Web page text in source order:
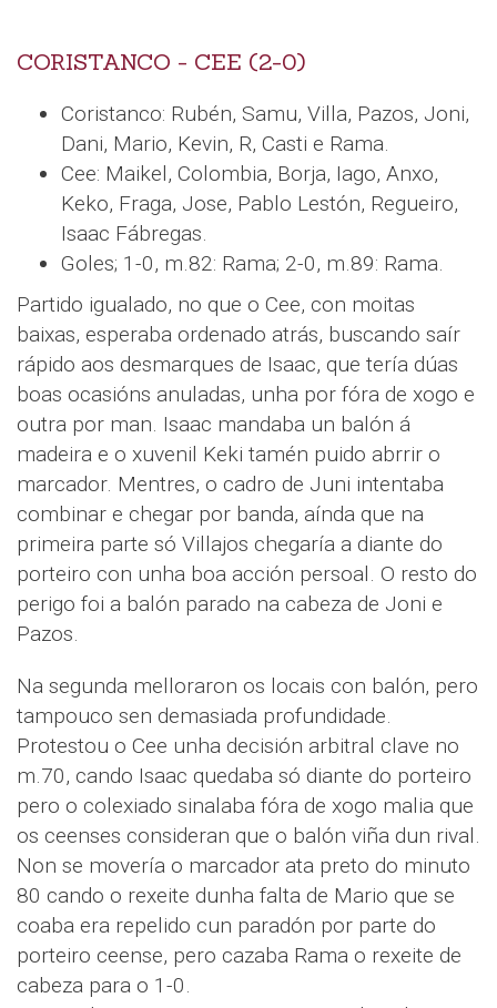
CORISTANCO - CEE (2-0)
Coristanco: Rubén, Samu, Villa, Pazos, Joni,
Dani, Mario, Kevin, R, Casti e Rama.
Cee: Maikel, Colombia, Borja, Iago, Anxo,
Keko, Fraga, Jose, Pablo Lestón, Regueiro,
Isaac Fábregas.
Goles; 1-0, m.82: Rama; 2-0, m.89: Rama.
Partido igualado, no que o Cee, con moitas
baixas, esperaba ordenado atrás, buscando saír
rápido aos desmarques de Isaac, que tería dúas
boas ocasións anuladas, unha por fóra de xogo e
outra por man. Isaac mandaba un balón á
madeira e o xuvenil Keki tamén puido abrrir o
marcador. Mentres, o cadro de Juni intentaba
combinar e chegar por banda, aínda que na
primeira parte só Villajos chegaría a diante do
porteiro con unha boa acción persoal. O resto do
perigo foi a balón parado na cabeza de Joni e
Pazos.
Na segunda melloraron os locais con balón, pero
tampouco sen demasiada profundidade.
Protestou o Cee unha decisión arbitral clave no
m.70, cando Isaac quedaba só diante do porteiro
pero o colexiado sinalaba fóra de xogo malia que
os ceenses consideran que o balón viña dun rival.
Non se movería o marcador ata preto do minuto
80 cando o rexeite dunha falta de Mario que se
coaba era repelido cun paradón por parte do
porteiro ceense, pero cazaba Rama o rexeite de
cabeza para o 1-0.